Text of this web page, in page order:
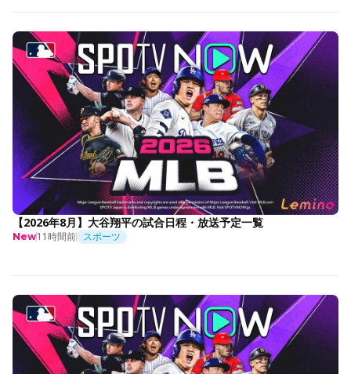
【2026年8月】大谷翔平の試合日程・放送予定一覧
New11時間前 スポーツ